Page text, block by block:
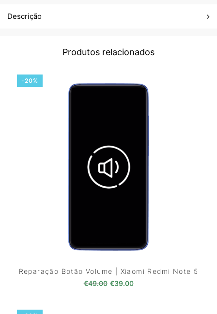
Descrição
Produtos relacionados
-20%
Reparação Botão Volume | Xiaomi Redmi Note 5
€49.00 O preço original era: €49.00.
€39.00O preço atual é: